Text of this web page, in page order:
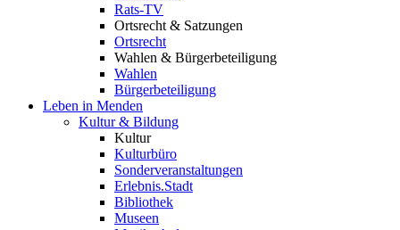
Rats-TV
Ortsrecht & Satzungen
Ortsrecht
Wahlen & Bürgerbeteiligung
Wahlen
Bürgerbeteiligung
Leben in Menden
Kultur & Bildung
Kultur
Kulturbüro
Sonderveranstaltungen
Erlebnis.Stadt
Bibliothek
Museen